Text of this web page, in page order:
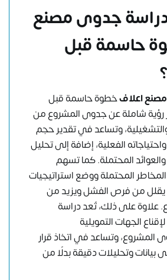
دراسة جدوى مصنع
حاسمة قبل
اعلافخطوة حاسمة قبل
رؤية شاملة عن جدوى المشروع من
والتشغيلية، وتساعد في تقدير حجم
الفعلية، إضافة إلى تحليل
المحتملة. كما تسهم
المحتملة ووضع استراتيجيات
يقلل من فرص الفشل ويزيد من
علاوة على ذلك، تُعد دراسة
الجهات التمويلية
المشروع، وتساعد في اتخاذ قرار
وتحليلات دقيقة بدلًا من